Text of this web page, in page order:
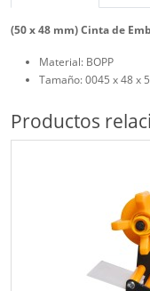
(50 x 48 mm) Cinta de
Material: BOPP
Tamaño: 0045 x 48 x
Productos